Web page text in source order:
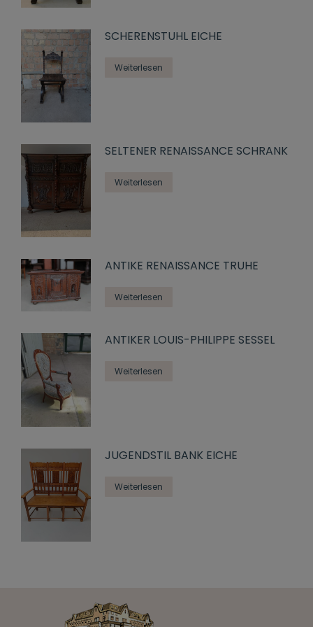
SCHERENSTUHL EICHE
Weiterlesen
SELTENER RENAISSANCE SCHRANK
Weiterlesen
ANTIKE RENAISSANCE TRUHE
Weiterlesen
ANTIKER LOUIS-PHILIPPE SESSEL
Weiterlesen
JUGENDSTIL BANK EICHE
Weiterlesen